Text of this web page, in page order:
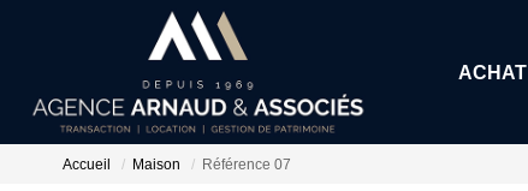
ACHAT
Accueil Maison Référence 07